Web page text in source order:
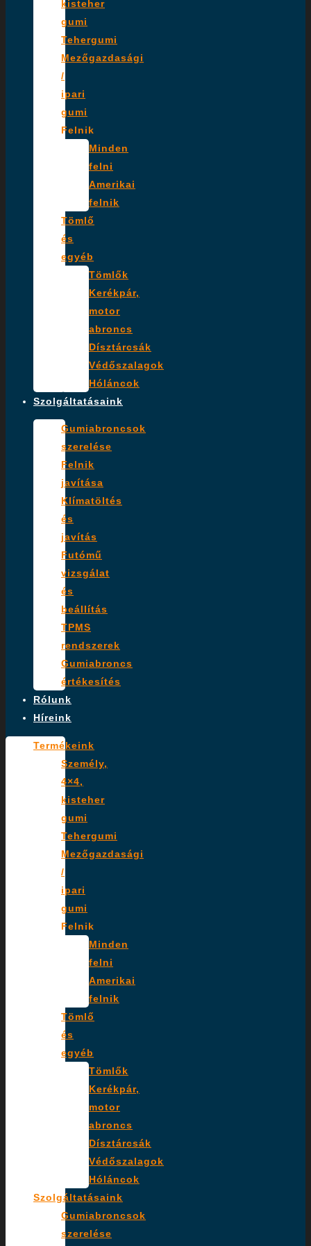
kisteher
gumi
Tehergumi
Mezőgazdasági
/
ipari
gumi
Felnik
Minden
felni
Amerikai
felnik
Tömlő
és
egyéb
Tömlők
Kerékpár,
motor
abroncs
Dísztárcsák
Védőszalagok
Hóláncok
Szolgáltatásaink
Gumiabroncsok
szerelése
Felnik
javítása
Klímatöltés
és
javítás
Futómű
vizsgálat
és
beállítás
TPMS
rendszerek
Gumiabroncs
értékesítés
Rólunk
Híreink
Termékeink
Személy,
4×4,
kisteher
gumi
Tehergumi
Mezőgazdasági
/
ipari
gumi
Felnik
Minden
felni
Amerikai
felnik
Tömlő
és
egyéb
Tömlők
Kerékpár,
motor
abroncs
Dísztárcsák
Védőszalagok
Hóláncok
Szolgáltatásaink
Gumiabroncsok
szerelése